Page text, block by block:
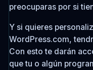
preocuparas por si
Y si quieres
WordPress.com,
Con esto te darán
que tu o algún